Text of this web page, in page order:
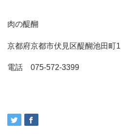
肉の醍醐
京都府京都市伏見区醍醐池田町1
電話 075-572-3399